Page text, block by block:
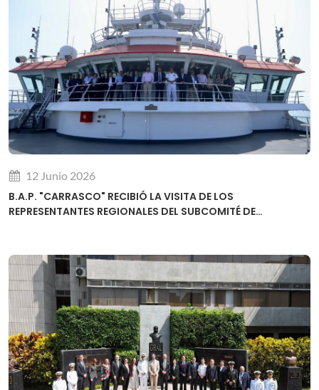
12 Junio 2026
B.A.P. "CARRASCO" RECIBIÓ LA VISITA DE LOS
REPRESENTANTES REGIONALES DEL SUBCOMITÉ DE